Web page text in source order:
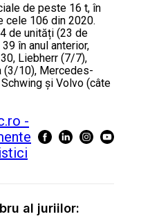
de peste 16 t, în
cele 106 din 2020.
de unități (23 de
în anul anterior,
Liebherr (7/7),
(3/10), Mercedes-
și Volvo (câte
al juriilor: